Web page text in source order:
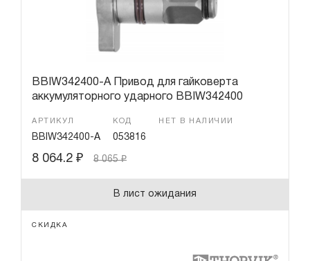
BBIW342400-A Привод для гайковерта
аккумуляторного ударного BBIW342400
АРТИКУЛ
BBIW342400-A
КОД
053816
НЕТ В НАЛИЧИИ
8 064.2 ₽ 8 065₽
В лист ожидания
СКИДКА